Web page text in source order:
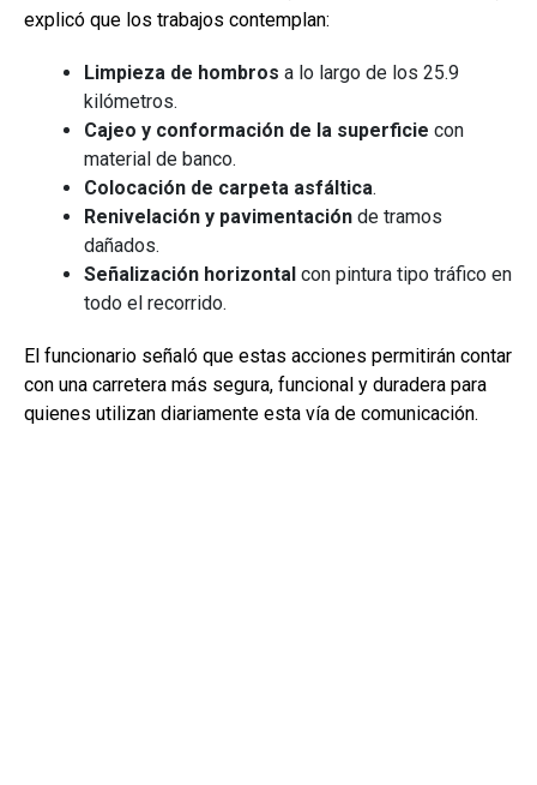
explicó que los trabajos contemplan:
Limpieza de hombros a lo largo de los 25.9
kilómetros.
Cajeo y conformación de la superficie con
material de banco.
Colocación de carpeta asfáltica.
Renivelación y pavimentación de tramos
dañados.
Señalización horizontal con pintura tipo tráfico en
todo el recorrido.
El funcionario señaló que estas acciones permitirán contar
con una carretera más segura, funcional y duradera para
quienes utilizan diariamente esta vía de comunicación.